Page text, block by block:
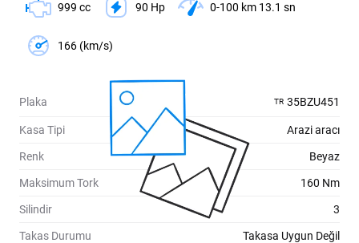
999 cc 90 Hp 0-100 km 13.1 sn
166 (km/s)
Plaka TR 35BZU451
Kasa Tipi Arazi aracı
Renk Beyaz
Maksimum Tork 160 Nm
Silindir 3
Takas Durumu Takasa Uygun Değil